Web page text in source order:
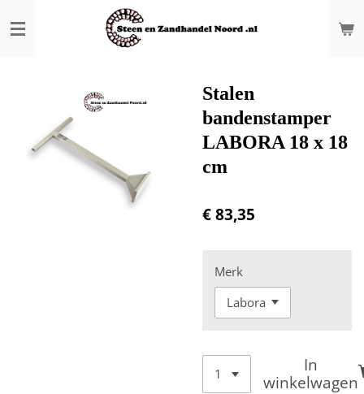
direct
Stalen
bandenstamper
LABORA 18 x 18
cm
€ 83,35
Merk
In
winkelwagen